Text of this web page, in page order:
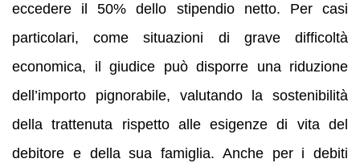
eccedere il 50% dello stipendio netto. Per casi
particolari, come situazioni di grave difficoltà
economica, il giudice può disporre una riduzione
dell’importo pignorabile, valutando la sostenibilità
della trattenuta rispetto alle esigenze di vita del
debitore e della sua famiglia. Anche per i debiti